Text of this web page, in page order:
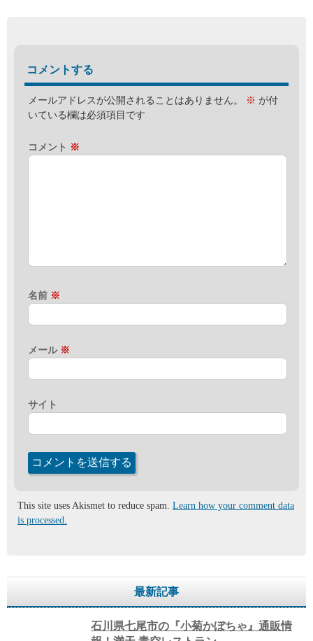
コメントする
メールアドレスが公開されることはありません。 ※ が付
いている欄は必須項目です
コメント ※
名前 ※
メール ※
サイト
This site uses Akismet to reduce spam. Learn how your comment data
is processed.
最新記事
石川県七尾市の『小菊かぼちゃ』通販情